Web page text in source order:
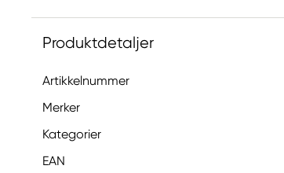
Produktdetaljer
Artikkelnummer
Merker
Kategorier
EAN